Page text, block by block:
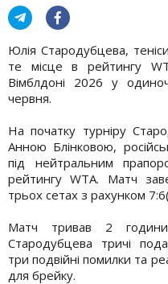
Юлія Стародубцева,
те місце в рейтингу
Вімблдоні 2026 у
червня.
На початку турніру
Анною Блінковою,
під нейтральним
рейтингу WTA. Матч
трьох сетах з рахунком
Матч тривав 2
Стародубцева тричі
три подвійні помилки та
для брейку.